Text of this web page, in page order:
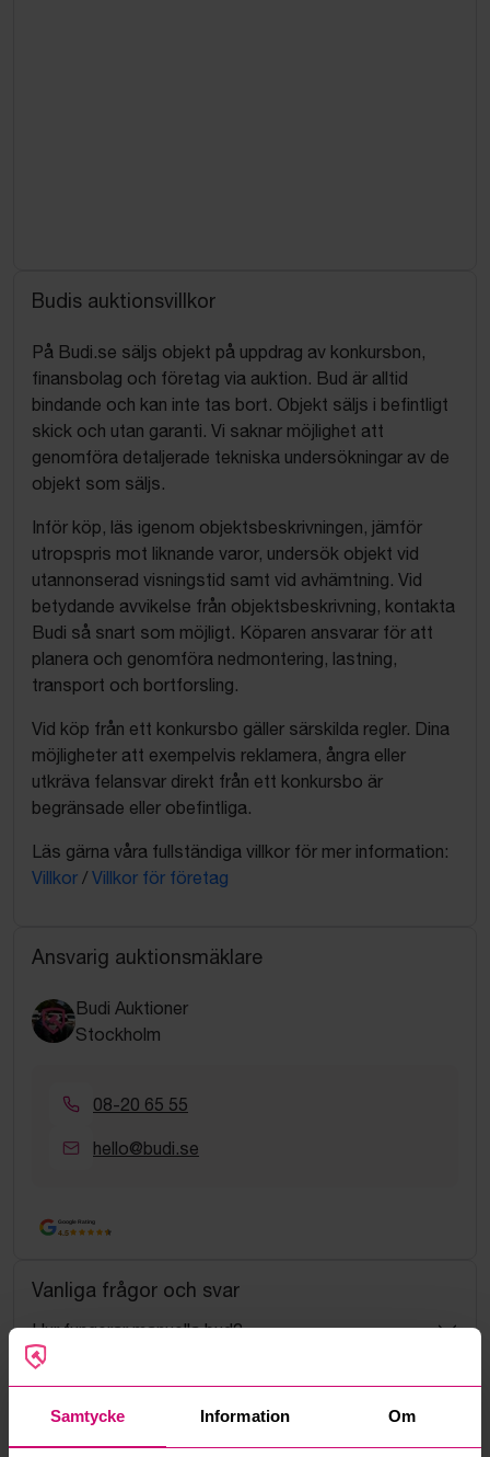
Samtycke Information Om
Budis auktionsvillkor
På Budi.se säljs objekt på uppdrag av konkursbon,
finansbolag och företag via auktion. Bud är alltid
bindande och kan inte tas bort. Objekt säljs i befintligt
skick och utan garanti. Vi saknar möjlighet att
genomföra detaljerade tekniska undersökningar av de
objekt som säljs.
Inför köp, läs igenom objektsbeskrivningen, jämför
utropspris mot liknande varor, undersök objekt vid
utannonserad visningstid samt vid avhämtning. Vid
betydande avvikelse från objektsbeskrivning, kontakta
Budi så snart som möjligt. Köparen ansvarar för att
planera och genomföra nedmontering, lastning,
transport och bortforsling.
Vid köp från ett konkursbo gäller särskilda regler. Dina
möjligheter att exempelvis reklamera, ångra eller
utkräva felansvar direkt från ett konkursbo är
begränsade eller obefintliga.
Läs gärna våra fullständiga villkor för mer information:
Villkor / Villkor för företag
Ansvarig auktionsmäklare
Budi Auktioner
Stockholm
08-20 65 55
hello@budi.se
Google Rating
4.5
Vanliga frågor och svar
Hur fungerar manuella bud?
Vad innebär serviceavgift?
Vad är ett reservationspris?